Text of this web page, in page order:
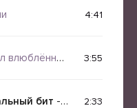
4:41
женщин 3:55
бит - Мои дни
2:33